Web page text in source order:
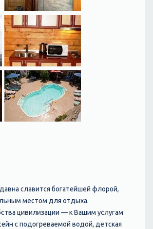
славится богатейшей флорой,
местом для отдыха.
цивилизации — к Вашим услугам
с подогреваемой водой, детская